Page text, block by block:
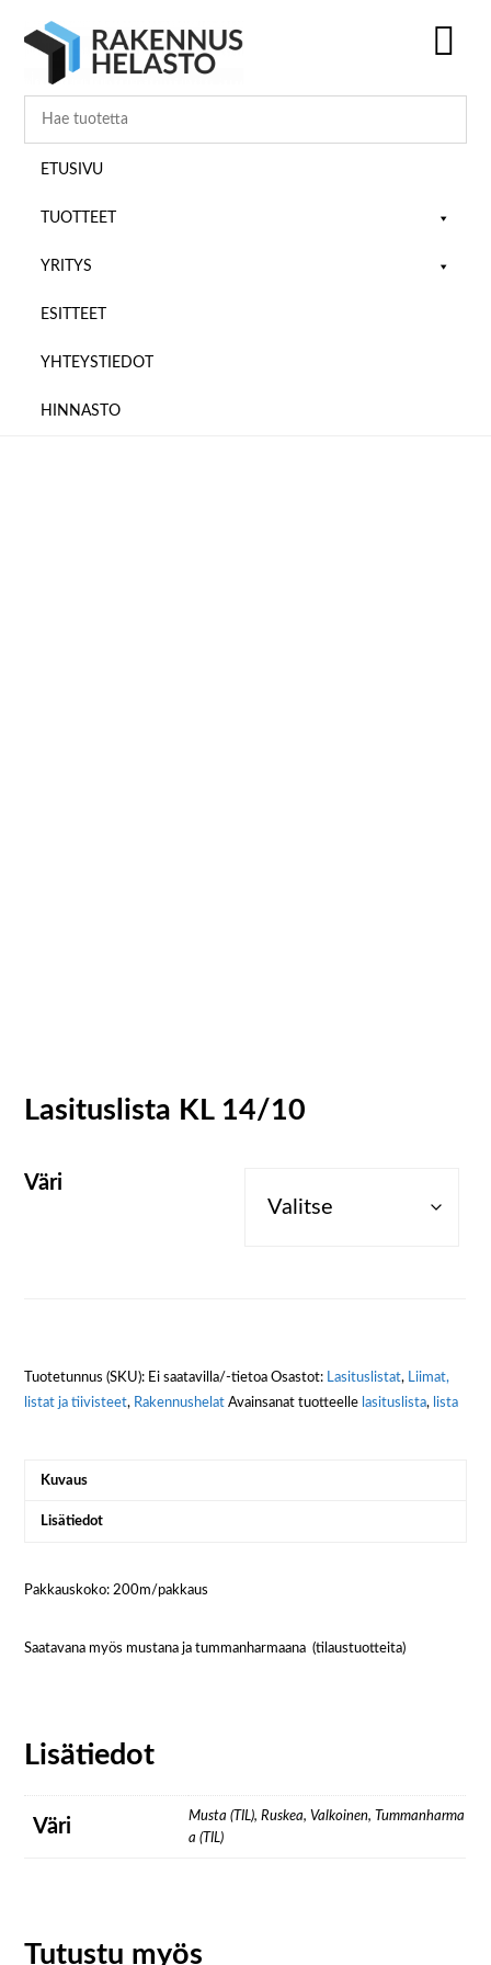
pääsisältöön
ensisijaiseen
alatunnisteeseen
ETUSIVU
TUOTTEET
YRITYS
ESITTEET
YHTEYSTIEDOT
HINNASTO
Lasituslista KL 14/10
Väri
Tuotetunnus (SKU): Ei saatavilla/-tietoa Osastot: Lasituslistat, Liimat,
listat ja tiivisteet, Rakennushelat Avainsanat tuotteelle lasituslista, lista
Kuvaus
Lisätiedot
Pakkauskoko: 200m/pakkaus
Saatavana myös mustana ja tummanharmaana (tilaustuotteita)
Lisätiedot
Väri
Musta (TIL), Ruskea, Valkoinen, Tummanharma
a (TIL)
Tutustu myös